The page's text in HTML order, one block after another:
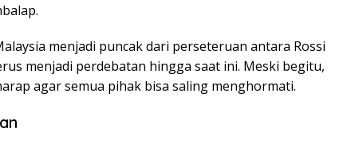
menjadi puncak dari perseteruan antara Rossi
menjadi perdebatan hingga saat ini. Meski begitu,
agar semua pihak bisa saling menghormati.